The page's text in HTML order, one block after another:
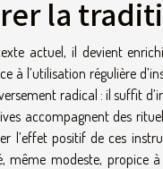
la
actuel, il devient
à l’utilisation régulière
radical : il suffit
accompagnent des
l’effet positif de ces
même modeste, propice